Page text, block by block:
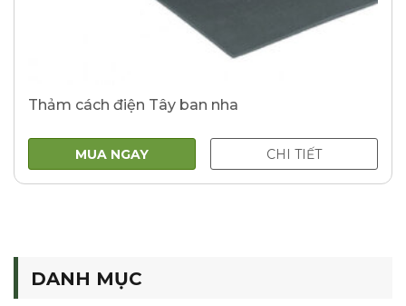
Thảm cách điện Tây ban nha
MUA NGAY CHI TIẾT
DANH MỤC